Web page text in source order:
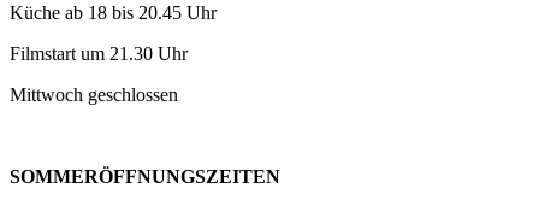
Küche ab 18 bis 20.45 Uhr
Filmstart um 21.30 Uhr
Mittwoch geschlossen
SOMMERÖFFNUNGSZEITEN